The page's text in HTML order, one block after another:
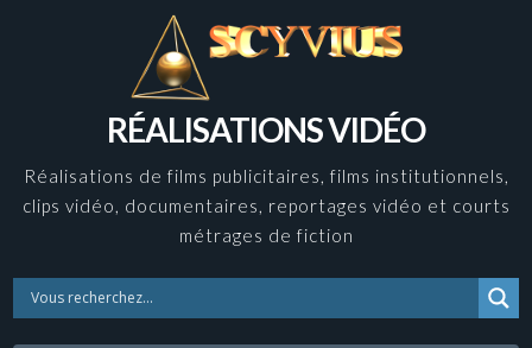
RÉALISATIONS VIDÉO
Réalisations de films publicitaires, films institutionnels,
clips vidéo, documentaires, reportages vidéo et courts
métrages de fiction